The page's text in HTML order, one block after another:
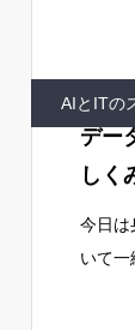
事なの
AIとITの
デー
しく
今日は
いて一